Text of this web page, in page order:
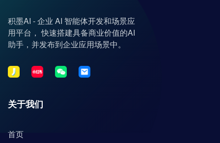
积墨AI - 企业 AI 智能体开发和场景应
用平台， 快速搭建具备商业价值的AI
助手，并发布到企业应用场景中。
关于我们
首页